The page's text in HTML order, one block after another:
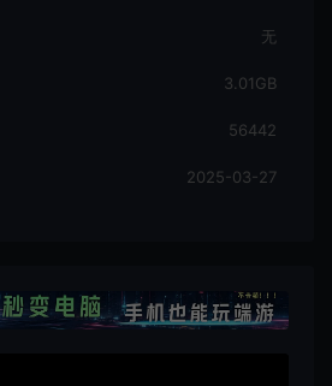
无
3.01GB
56442
2025-03-27